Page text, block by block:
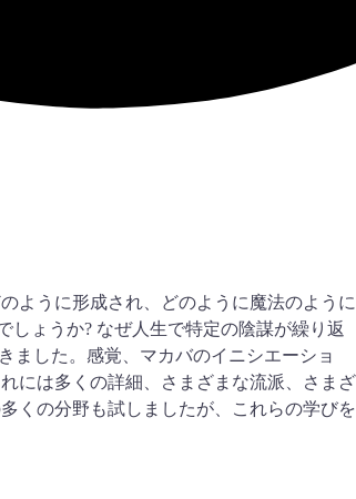
ように形成され、どのように魔法のように
ょうか? なぜ人生で特定の陰謀が繰り返
ました。感覚、マカバのイニシエーショ
には多くの詳細、さまざまな流派、さまざ
くの分野も試しましたが、これらの学びを